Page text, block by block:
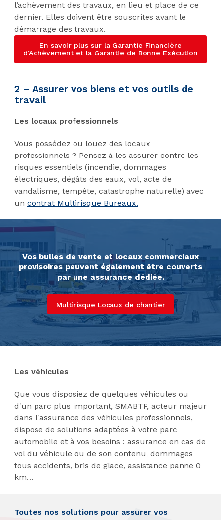
l’achèvement des travaux, en lieu et place de ce
dernier. Elles doivent être souscrites avant le
démarrage des travaux.
En savoir plus sur la Garantie Financière
d’Achèvement et la Garantie de Bonne Exécution
2 – Assurer vos biens et vos outils de
travail
Les locaux professionnels
Vous possédez ou louez des locaux
professionnels ? Pensez à les assurer contre les
risques essentiels (incendie, dommages
électriques, dégâts des eaux, vol, acte de
vandalisme, tempête, catastrophe naturelle) avec
un contrat Multirisque Bureaux.
Vos bulles de vente et locaux commerciaux
provisoires peuvent également être couverts
par une assurance dédiée.
Multirisque Locaux de chantier
Les véhicules
Que vous disposiez de quelques véhicules ou
d'un parc plus important, SMABTP, acteur majeur
dans l'assurance des véhicules professionnels,
dispose de solutions adaptées à votre parc
automobile et à vos besoins : assurance en cas de
vol du véhicule ou de son contenu, dommages
tous accidents, bris de glace, assistance panne 0
km…
Toutes nos solutions pour assurer vos